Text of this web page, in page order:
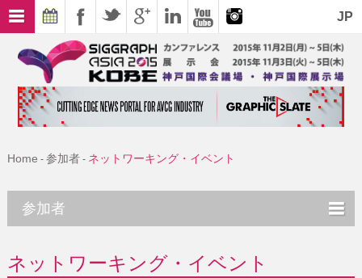
JP
Home - 参加者- ネットワーキング・イベント
参加者
ネットワーキング・イベント